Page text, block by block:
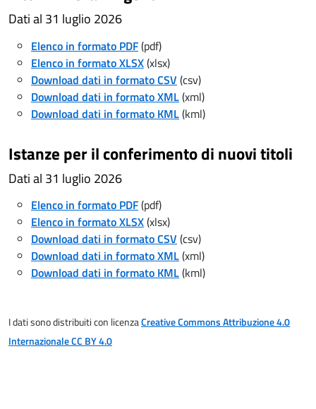
Dati al 31 luglio 2026
Elenco in formato PDF(pdf)
Elenco in formato XLSX(xlsx)
Download dati in formato CSV (csv)
Download dati in formato XML(xml)
Download dati in formato KML(kml)
Istanze per il conferimento di nuovi titoli
Dati al 31 luglio 2026
Elenco in formato PDF(pdf)
Elenco in formato XLSX(xlsx)
Download dati in formato CSV (csv)
Download dati in formato XML(xml)
Download dati in formato KML(kml)
I dati sono distribuiti con licenzaCreative Commons Attribuzione 4.0
InternazionaleCC BY 4.0